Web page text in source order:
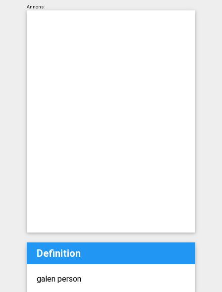
Annons:
Definition
galen person